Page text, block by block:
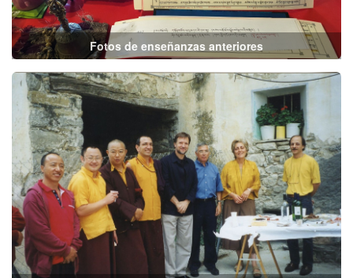
Fotos de enseñanzas anteriores